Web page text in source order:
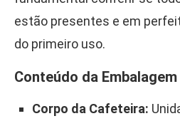
estão presentes e em
do primeiro uso.
Conteúdo da Embalagem
Corpo da Cafeteira: